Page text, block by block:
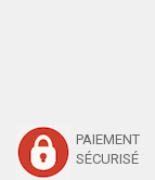
PAIEMENT
SÉCURISÉ